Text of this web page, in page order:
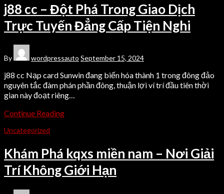
j88 cc – Đột Phá Trong Giao Dịch
Trực Tuyến Đẳng Cấp Tiện Nghi
By wordpressauto September 15, 2024
j88 cc Nạp card Sunwin đang biến hóa thành 1 trong đông đảo
nguyên tắc đàm phán phần đông, thuận lợi ví trí đầu tiên thời
gian này đoạt riêng…
Continue Reading
Uncategorized
Khám Phá kqxs miền nam – Nơi Giải
Trí Không Giới Hạn